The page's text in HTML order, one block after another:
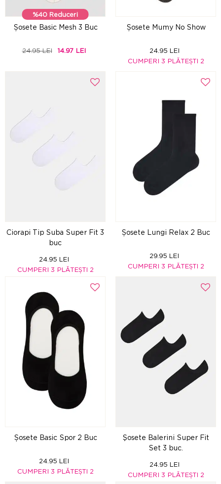
%40 Reduceri
Șosete Basic Mesh 3 Buc
24.95 LEI 14.97 LEI
Șosete Mumy No Show
24.95 LEI
CUMPERI 3 PLĂTEȘTI 2
Ciorapi Tip Suba Super Fit 3
buc
24.95 LEI
CUMPERI 3 PLĂTEȘTI 2
Șosete Lungi Relax 2 Buc
29.95 LEI
CUMPERI 3 PLĂTEȘTI 2
Șosete Basic Spor 2 Buc
24.95 LEI
CUMPERI 3 PLĂTEȘTI 2
Şosete Balerini Super Fit
Set 3 buc.
24.95 LEI
CUMPERI 3 PLĂTEȘTI 2